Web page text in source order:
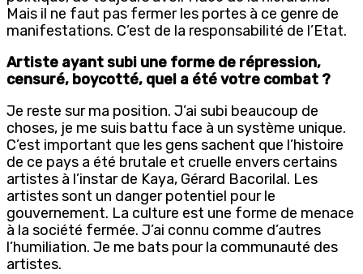
Mais il ne faut pas fermer les portes à ce genre de
manifestations. C’est de la responsabilité de l’Etat.
Artiste ayant subi une forme de répression,
censuré, boycotté, quel a été votre combat ?
Je reste sur ma position. J’ai subi beaucoup de
choses, je me suis battu face à un système unique.
C’est important que les gens sachent que l’histoire
de ce pays a été brutale et cruelle envers certains
artistes à l’instar de Kaya, Gérard Bacorilal. Les
artistes sont un danger potentiel pour le
gouvernement. La culture est une forme de menace
à la société fermée. J’ai connu comme d’autres
l’humiliation. Je me bats pour la communauté des
artistes.